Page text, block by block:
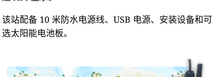
该站配备 10 米防水电源线、USB 电源、安装设备和可
选太阳能电池板。